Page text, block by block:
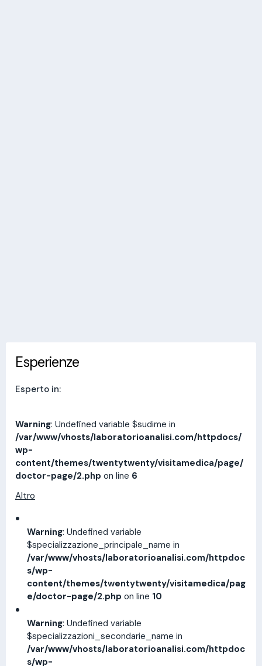
Esperienze
Esperto in:
Warning: Undefined variable $sudime in
/var/www/vhosts/laboratorioanalisi.com/httpdocs/
wp-
content/themes/twentytwenty/visitamedica/page/
doctor-page/2.php on line 6
Altro
Warning: Undefined variable
$specializzazione_principale_name in
/var/www/vhosts/laboratorioanalisi.com/httpdoc
s/wp-
content/themes/twentytwenty/visitamedica/pag
e/doctor-page/2.php on line 10
Warning: Undefined variable
$specializzazioni_secondarie_name in
/var/www/vhosts/laboratorioanalisi.com/httpdoc
s/wp-